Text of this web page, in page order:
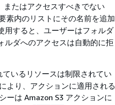
たはアクセスすべきでない
素内のリストにその名前を追加
用すると、ユーザーはフォルダ
ルダへのアクセスは自動的に拒
いるリソースは制限されてい
より、アクションに適用される
ーは Amazon S3 アクションに